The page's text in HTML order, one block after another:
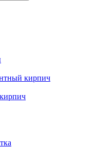
кирпич